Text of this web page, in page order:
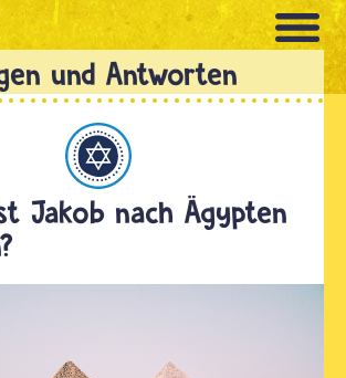
Jakob nach Ägypten